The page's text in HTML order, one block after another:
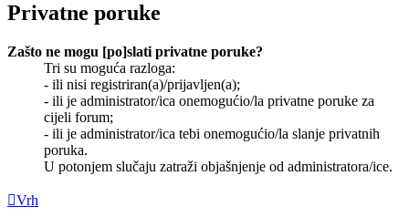
Privatne poruke
Zašto ne mogu [po]slati privatne poruke?
Tri su moguća razloga:
- ili nisi registriran(a)/prijavljen(a);
- ili je administrator/ica onemogućio/la privatne poruke za
cijeli forum;
- ili je administrator/ica tebi onemogućio/la slanje privatnih
poruka.
U potonjem slučaju zatraži objašnjenje od administratora/ice.
Vrh